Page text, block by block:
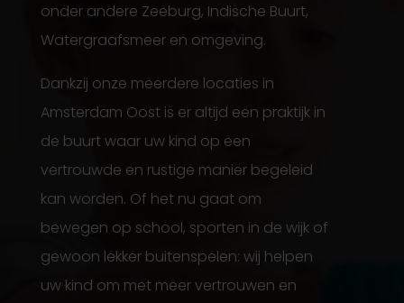
onder andere Zeeburg, Indische Buurt,
Watergraafsmeer en omgeving.
Dankzij onze meerdere locaties in
Amsterdam Oost is er altijd een praktijk in
de buurt waar uw kind op een
vertrouwde en rustige manier begeleid
kan worden. Of het nu gaat om
bewegen op school, sporten in de wijk of
gewoon lekker buitenspelen: wij helpen
uw kind om met meer vertrouwen en